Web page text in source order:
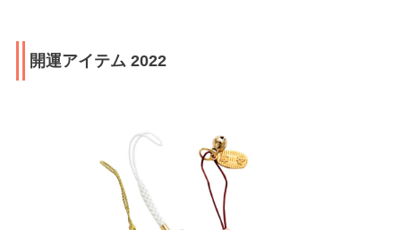
開運アイテム 2022